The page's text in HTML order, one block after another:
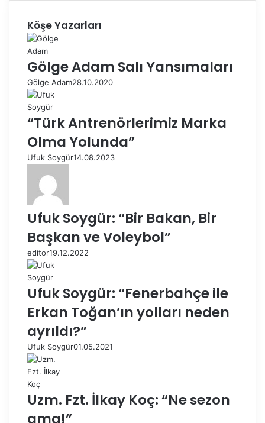
Köşe Yazarları
Gölge Adam Salı Yansımaları
Gölge Adam28.10.2020
“Türk Antrenörlerimiz Marka
Olma Yolunda”
Ufuk Soygür14.08.2023
Ufuk Soygür: “Bir Bakan, Bir
Başkan ve Voleybol”
editor19.12.2022
Ufuk Soygür: “Fenerbahçe ile
Erkan Toğan’ın yolları neden
ayrıldı?”
Ufuk Soygür01.05.2021
Uzm. Fzt. İlkay Koç: “Ne sezon
ama!”